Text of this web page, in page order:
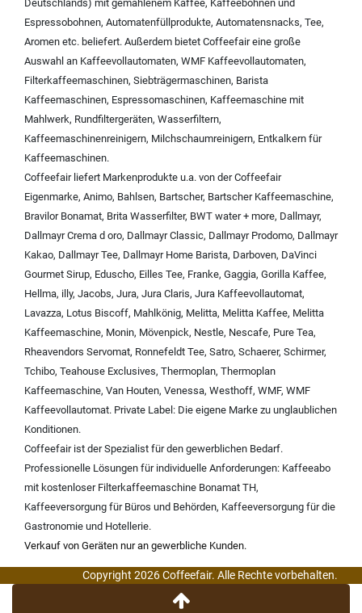
Deutschlands) mit gemahlenem Kaffee, Kaffeebohnen und
Espressobohnen, Automatenfüllprodukte, Automatensnacks, Tee,
Aromen etc. beliefert. Außerdem bietet Coffeefair eine große
Auswahl an Kaffeevollautomaten, WMF Kaffeevollautomaten,
Filterkaffeemaschinen, Siebträgermaschinen, Barista
Kaffeemaschinen, Espressomaschinen, Kaffeemaschine mit
Mahlwerk, Rundfiltergeräten, Wasserfiltern,
Kaffeemaschinenreinigern, Milchschaumreinigern, Entkalkern für
Kaffeemaschinen.
Coffeefair liefert Markenprodukte u.a. von derCoffeefair
Eigenmarke, Animo, Bahlsen, Bartscher, Bartscher Kaffeemaschine,
Bravilor Bonamat, Brita Wasserfilter, BWT water + more, Dallmayr,
Dallmayr Crema d oro, Dallmayr Classic, Dallmayr Prodomo, Dallmayr
Kakao, Dallmayr Tee, Dallmayr Home Barista, Darboven, DaVinci
Gourmet Sirup, Eduscho, Eilles Tee, Franke, Gaggia, Gorilla Kaffee,
Hellma, illy, Jacobs, Jura, Jura Claris, Jura Kaffeevollautomat,
Lavazza, Lotus Biscoff, Mahlkönig, Melitta, Melitta Kaffee, Melitta
Kaffeemaschine, Monin, Mövenpick, Nestle, Nescafe, Pure Tea,
Rheavendors Servomat, Ronnefeldt Tee, Satro, Schaerer, Schirmer,
Tchibo, Teahouse Exclusives, Thermoplan, Thermoplan
Kaffeemaschine, Van Houten, Venessa, Westhoff, WMF, WMF
Kaffeevollautomat. Private Label: Die eigene Marke zu unglaublichen
Konditionen.
Coffeefair ist der Spezialist für den gewerblichen Bedarf.
Professionelle Lösungen für individuelle Anforderungen: Kaffeeabo
mit kostenloser Filterkaffeemaschine Bonamat TH,
Kaffeeversorgung für Büros und Behörden, Kaffeeversorgung für die
Gastronomie und Hotellerie.
Verkauf von Geräten nur an gewerbliche Kunden.
Copyright 2026 Coffeefair. Alle Rechte vorbehalten.